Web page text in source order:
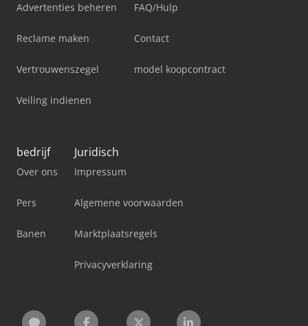
Advertenties beheren
Reclame maken
Vertrouwenszegel
Veiling indienen
FAQ/Hulp
Contact
model koopcontract
bedrijf
Over ons
Pers
Banen
Juridisch
Impressum
Algemene voorwaarden
Marktplaatsregels
Privacyverklaring